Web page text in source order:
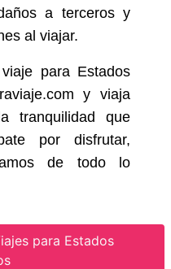
a terceros y
al viajar.
para Estados
y viaja
tranquilidad que
por disfrutar,
de todo lo
para Estados